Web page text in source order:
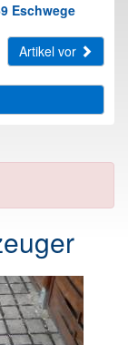
Eschwege
Artikel vor